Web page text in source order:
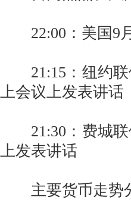
22:00：美国9
21:15：纽约联
上会议上发表讲话
21:30：费城联
上发表讲话
主要货币走势